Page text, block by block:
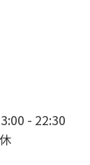
- 22:30